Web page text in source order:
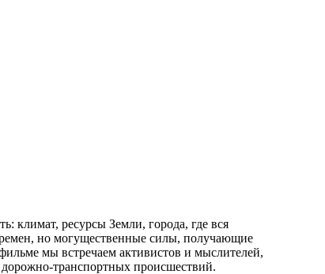
климат, ресурсы Земли, города, где вся
но могущественные силы, получающие
мы встречаем активистов и мыслителей,
дорожно-транспортных происшествий.